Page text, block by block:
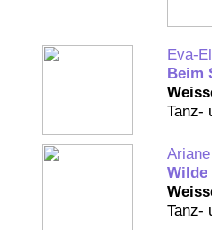
Eva-
Beim
Tanz-
Wilde
Tanz-